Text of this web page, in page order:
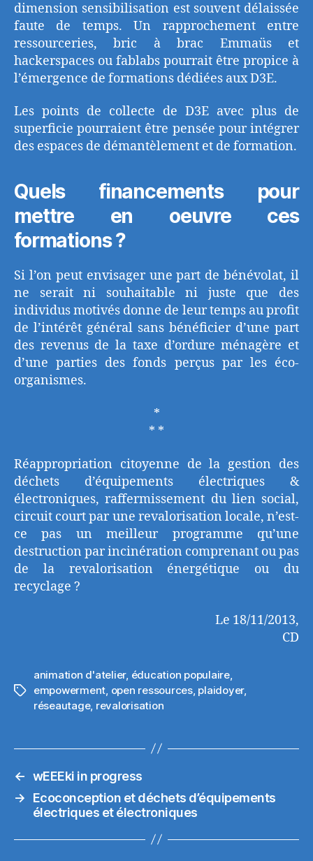
dimension sensibilisation est souvent délaissée
faute de temps. Un rapprochement entre
ressourceries, bric à brac Emmaüs et
hackerspaces ou fablabs pourrait être propice à
l’émergence de formations dédiées aux D3E.
Les points de collecte de D3E avec plus de
superficie pourraient être pensée pour intégrer
des espaces de démantèlement et de formation.
Quels financements pour
mettre en oeuvre ces
formations ?
Si l’on peut envisager une part de bénévolat, il
ne serait ni souhaitable ni juste que des
individus motivés donne de leur temps au profit
de l’intérêt général sans bénéficier d’une part
des revenus de la taxe d’ordure ménagère et
d’une parties des fonds perçus par les éco-
organismes.
*
* *
Réappropriation citoyenne de la gestion des
déchets d’équipements électriques &
électroniques, raffermissement du lien social,
circuit court par une revalorisation locale, n’est-
ce pas un meilleur programme qu’une
destruction par incinération comprenant ou pas
de la revalorisation énergétique ou du
recyclage ?
Le 18/11/2013,
CD
Étiquettes
animation d'atelier, éducation populaire,
empowerment open ressources, plaidoyer,
réseautage, revalorisation
← wEEEki in progress
→
Ecoconception et déchets d’équipements
électriques et électroniques